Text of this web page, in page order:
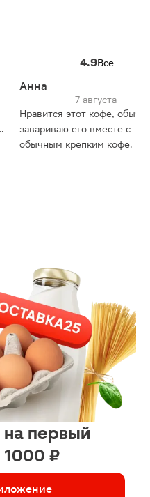
4.9Все
Анна
7 августа
Нравится этот кофе,
завариваю его вместе с
обычным крепким кофе.
первый
1000 ₽